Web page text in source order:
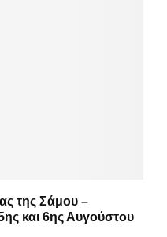
της Σάμου –
και 6ης Αυγούστου